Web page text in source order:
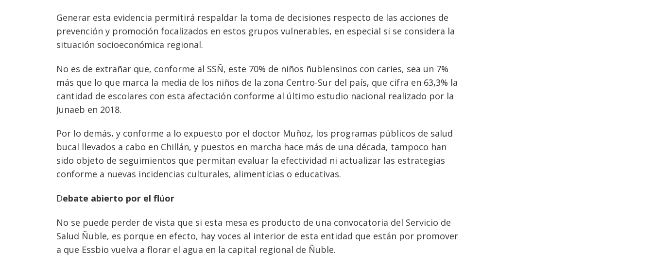
Generar esta evidencia permitirá respaldar la toma de decisiones respecto de las acciones de
prevención y promoción focalizados en estos grupos vulnerables, en especial si se considera la
situación socioeconómica regional.
No es de extrañar que, conforme al SSÑ, este 70% de niños ñublensinos con caries, sea un 7%
más que lo que marca la media de los niños de la zona Centro-Sur del país, que cifra en 63,3% la
cantidad de escolares con esta afectación conforme al último estudio nacional realizado por la
Junaeb en 2018.
Por lo demás, y conforme a lo expuesto por el doctor Muñoz, los programas públicos de salud
bucal llevados a cabo en Chillán, y puestos en marcha hace más de una década, tampoco han
sido objeto de seguimientos que permitan evaluar la efectividad ni actualizar las estrategias
conforme a nuevas incidencias culturales, alimenticias o educativas.
Debate abierto por el flúor
No se puede perder de vista que si esta mesa es producto de una convocatoria del Servicio de
Salud Ñuble, es porque en efecto, hay voces al interior de esta entidad que están por promover
a que Essbio vuelva a florar el agua en la capital regional de Ñuble.